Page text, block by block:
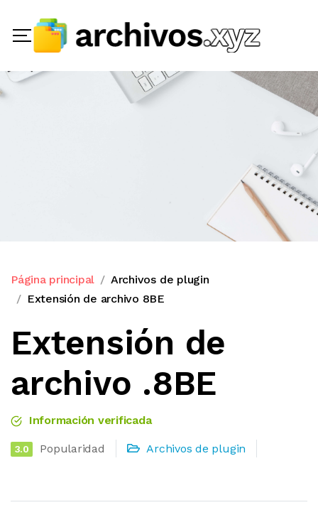
Página principal
Archivos de plugin
Extensión de archivo 8BE
Extensión de
archivo .8BE
Información verificada
3.0 Popularidad Archivos de plugin